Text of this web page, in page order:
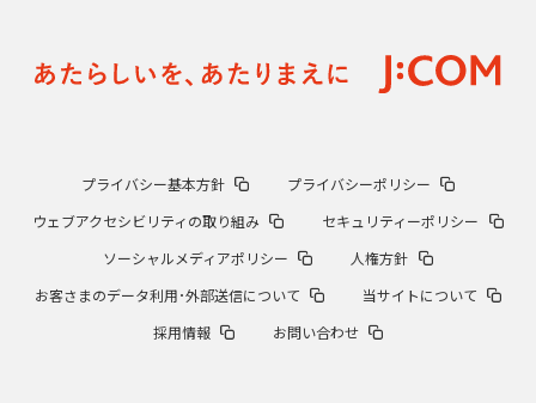
プライバシー基本方針
プライバシーポリシー
ウェブアクセシビリティの取り組み
セキュリティーポリシー
ソーシャルメディアポリシー
人権方針
お客さまのデータ利用･外部送信について
当サイトについて
採用情報
お問い合わせ